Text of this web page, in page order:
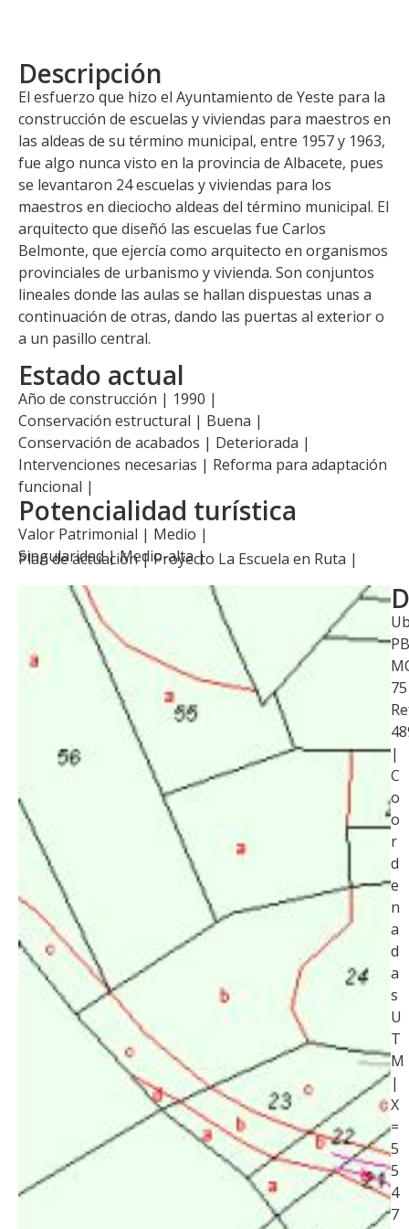
Descripción
El esfuerzo que hizo el Ayuntamiento de Yeste para la
construcción de escuelas y viviendas para maestros en
las aldeas de su término municipal, entre 1957 y 1963,
fue algo nunca visto en la provincia de Albacete, pues
se levantaron 24 escuelas y viviendas para los
maestros en dieciocho aldeas del término municipal. El
arquitecto que diseñó las escuelas fue Carlos
Belmonte, que ejercía como arquitecto en organismos
provinciales de urbanismo y vivienda. Son conjuntos
lineales donde las aulas se hallan dispuestas unas a
continuación de otras, dando las puertas al exterior o
a un pasillo central.
Estado actual
Año de construcción | 1990 |
Conservación estructural | Buena |
Conservación de acabados | Deteriorada |
Intervenciones necesarias | Reforma para adaptación
funcional |
Potencialidad turística
Valor Patrimonial | Medio |
Singularidad | Medio-alta |
Plan de actuación |Proyecto La Escuela en Ruta |
PB
|
C
o
o
r
d
e
n
a
d
a
s
U
T
M
|
X
=
5
5
4
7